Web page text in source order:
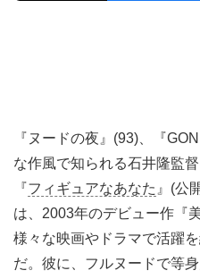
『ヌードの夜』(93)、『
な作風で知られる石井隆監
『フィギュアなあなた 』(公
は、2003年のデビュー作『
様々な映画やドラマで活躍
だ。彼に、フルヌードで等